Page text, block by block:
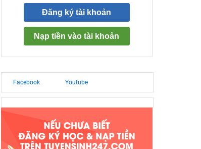
Đăng ký tài khoản
Nạp tiền vào tài khoản
Facebook Youtube